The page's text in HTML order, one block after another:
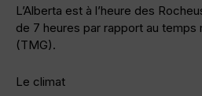
L’Alberta est à l’heure des
de 7 heures par rapport au temps
(TMG).
Le climat